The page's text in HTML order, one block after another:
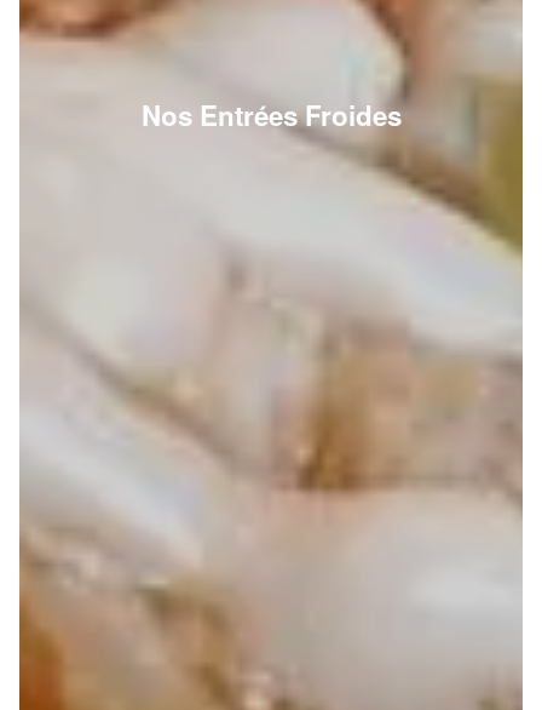
Nos Entrées Froides